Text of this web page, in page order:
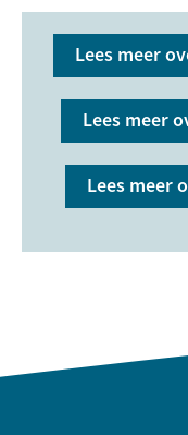
Lees meer
Lees meer
Lees